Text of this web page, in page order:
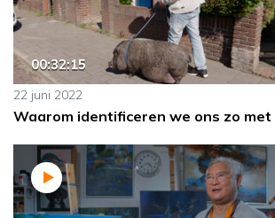
00:32:15
22 juni 2022
Waarom identificeren we ons zo met